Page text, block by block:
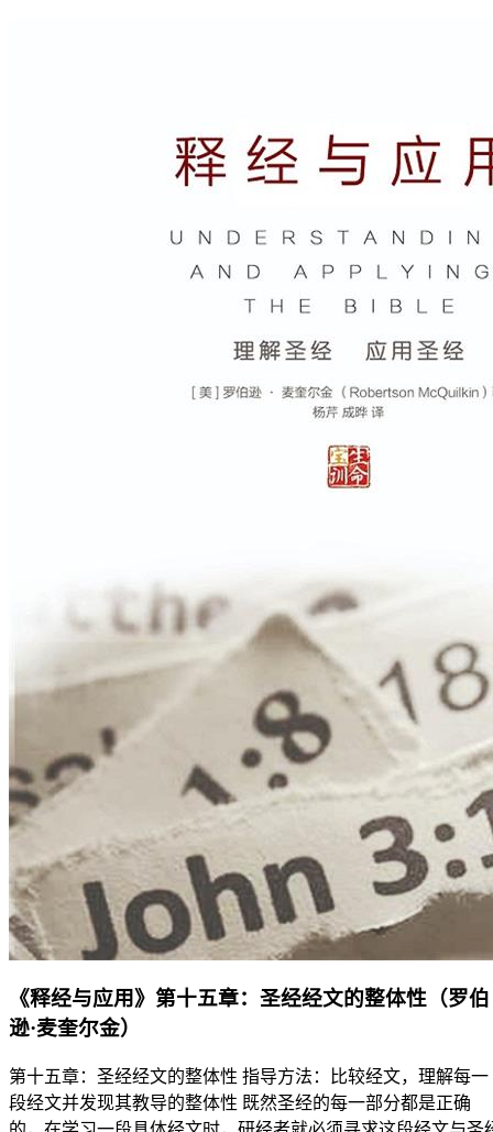
《释经与应用》第十五章：圣经经文的整体性（罗伯
逊·麦奎尔金）
第十五章：圣经经文的整体性 指导方法：比较经文，理解每一
段经文并发现其教导的整体性 既然圣经的每一部分都是正确